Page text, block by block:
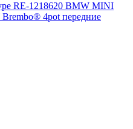
RE-1218620 BMW MINI
Brembo® 4pot передние